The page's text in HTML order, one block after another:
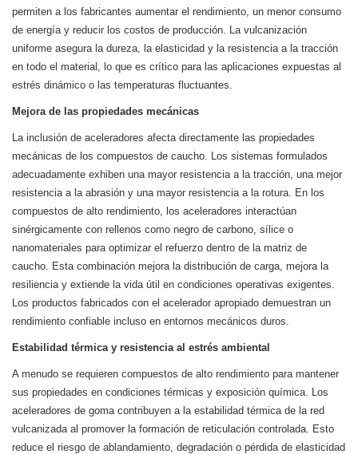
permiten a los fabricantes aumentar el rendimiento, un menor consumo
de energía y reducir los costos de producción. La vulcanización
uniforme asegura la dureza, la elasticidad y la resistencia a la tracción
en todo el material, lo que es crítico para las aplicaciones expuestas al
estrés dinámico o las temperaturas fluctuantes.
Mejora de las propiedades mecánicas
La inclusión de aceleradores afecta directamente las propiedades
mecánicas de los compuestos de caucho. Los sistemas formulados
adecuadamente exhiben una mayor resistencia a la tracción, una mejor
resistencia a la abrasión y una mayor resistencia a la rotura. En los
compuestos de alto rendimiento, los aceleradores interactúan
sinérgicamente con rellenos como negro de carbono, sílice o
nanomateriales para optimizar el refuerzo dentro de la matriz de
caucho. Esta combinación mejora la distribución de carga, mejora la
resiliencia y extiende la vida útil en condiciones operativas exigentes.
Los productos fabricados con el acelerador apropiado demuestran un
rendimiento confiable incluso en entornos mecánicos duros.
Estabilidad térmica y resistencia al estrés ambiental
A menudo se requieren compuestos de alto rendimiento para mantener
sus propiedades en condiciones térmicas y exposición química. Los
aceleradores de goma contribuyen a la estabilidad térmica de la red
vulcanizada al promover la formación de reticulación controlada. Esto
reduce el riesgo de ablandamiento, degradación o pérdida de elasticidad